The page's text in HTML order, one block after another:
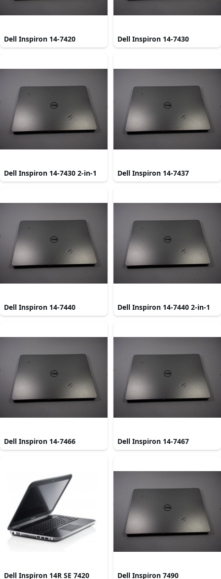
Dell Inspiron 14-7420 Dell Inspiron 14-7430
Dell Inspiron 14-7430 2-in-1 Dell Inspiron 14-7437
Dell Inspiron 14-7440 Dell Inspiron 14-7440 2-in-1
Dell Inspiron 14-7466 Dell Inspiron 14-7467
Dell Inspiron 14R SE 7420 Dell Inspiron 7490